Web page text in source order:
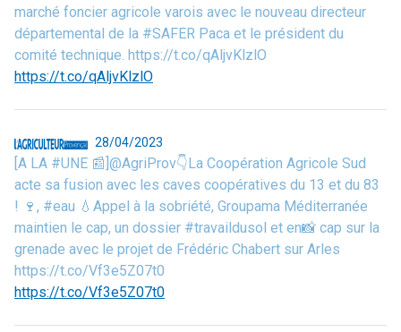
marché foncier agricole varois avec le nouveau directeur
départemental de la #SAFER Paca et le président du
comité technique. https://t.co/qAljvKlzlO
https://t.co/qAljvKlzlO
28/04/2023
[A LA #UNE 📰]@AgriProv👇La Coopération Agricole Sud
acte sa fusion avec les caves coopératives du 13 et du 83
! 🍷, #eau 💧Appel à la sobriété, Groupama Méditerranée
maintien le cap, un dossier #travaildusol et en📸 cap sur la
grenade avec le projet de Frédéric Chabert sur Arles
https://t.co/Vf3e5Z07t0
https://t.co/Vf3e5Z07t0